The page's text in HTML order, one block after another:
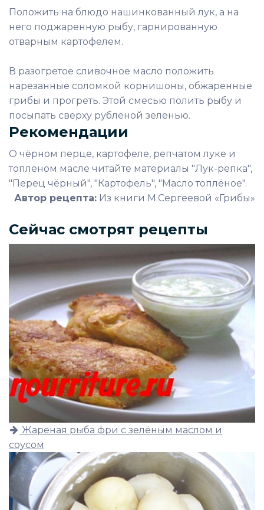
Положить на блюдо нашинкованный лук, а на
него поджаренную рыбу, гарнированную
отварным картофелем.
В разогретое сливочное масло положить
нарезанные соломкой корнишоны, обжаренные
грибы и прогреть. Этой смесью полить рыбу и
посыпать сверху рубленой зеленью.
Рекомендации
О чёрном перце, картофеле, репчатом луке и
топлёном масле читайте материалы "Лук-репка",
"Перец чёрный", "Картофель", "Масло топлёное".
Автор рецепта: Из книги М.Сергеевой «Грибы»
Сейчас смотрят рецепты
Жареная рыба фри с зелёным маслом и
соусом